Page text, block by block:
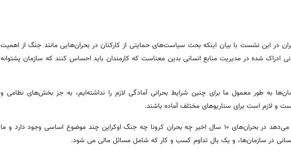
در این نشست با بیان اینکه بحث سیاست‌های حمایتی از کارکنان در بحران‌هایی مانند جنگ از اهمیت
ادراک شده در مدیریت منابع انسانی بدین معناست که کارمندان باید احساس کنند که سازمان پشتوانه
به طور معمول ما برای چنین شرایط بحرانی آمادگی لازم را نداشته‌ایم، به جز بخش‌های نظامی و
و لازم است برای سناریوهای مختلف آماده باشند.
داوری تصریح کرد: تجربیات جهانی نشان می‌دهد در بحران‌های ۱۰ سال اخیر چه بحران کرونا چه جنگ اوکراین چند موضوع اساسی وجود دارد و ما
در سازمان‌ها، و یک بال تداوم کسب و کار که شامل مسائل مالی می شود.